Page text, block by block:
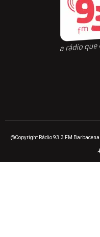
@Copyright Rádio 93.3 FM